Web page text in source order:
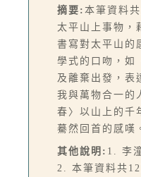
摘要: 本筆資料
太平山上事物，
書寫對太平山的
學式的口吻，如
及離棄出發，表
我與萬物合一的
春〉以山上的千
驀然回首的感嘆
其他說明: 1. 李
2. 本筆資料共